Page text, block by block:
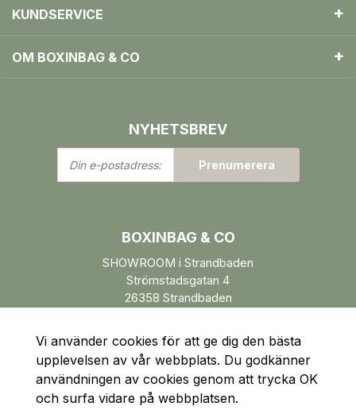
KUNDSERVICE
OM BOXINBAG & CO
NYHETSBREV
Din
e-
Prenumerera
BOXINBAG & CO
SHOWROOM i Strandbaden
Strömstadsgatan 4
26358 Strandbaden
Vi använder cookies för att ge dig den bästa
upplevelsen av vår webbplats. Du godkänner
användningen av cookies genom att trycka OK
och surfa vidare på webbplatsen.